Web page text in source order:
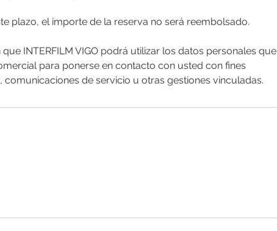
plazo, el importe de la reserva no será reembolsado.
INTERFILM VIGO podrá utilizar los datos personales que
para ponerse en contacto con usted con fines
de servicio u otras gestiones vinculadas.